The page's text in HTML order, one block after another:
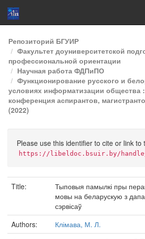
Skip
navigation
Репозиторий БГУИР
Факультет доуниверситетской
профессиональной ориентации
Научная работа ФДПиПО
Функционирование русского и
условиях информатизации общества :
конференция аспирантов,
(2022)
Please use this identifier to cite or link to
https://libeldoc.bsuir.by/handle/
Title:
Тыповыя памылкі пры
мовы на беларускую з
сэрвісаў
Authors:
Клімава, М. Л.